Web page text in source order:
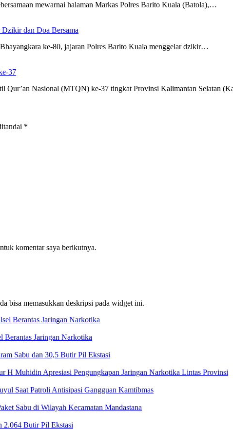
mewarnai halaman Markas Polres Barito Kuala (Batola),…
dan Doa Bersama
ke-80, jajaran Polres Barito Kuala menggelar dzikir…
37
Qur’an Nasional (MTQN) ke-37 tingkat Provinsi Kalimantan Selatan
*
komentar saya berikutnya.
bisa memasukkan deskripsi pada widget ini.
Jaringan Narkotika
Sabu dan 30,5 Butir Pil Ekstasi
H Muhidin Apresiasi Pengungkapan Jaringan Narkotika Lintas Provinsi
Saat Patroli Antisipasi Gangguan Kamtibmas
Sabu di Wilayah Kecamatan Mandastana
2.064 Butir Pil Ekstasi